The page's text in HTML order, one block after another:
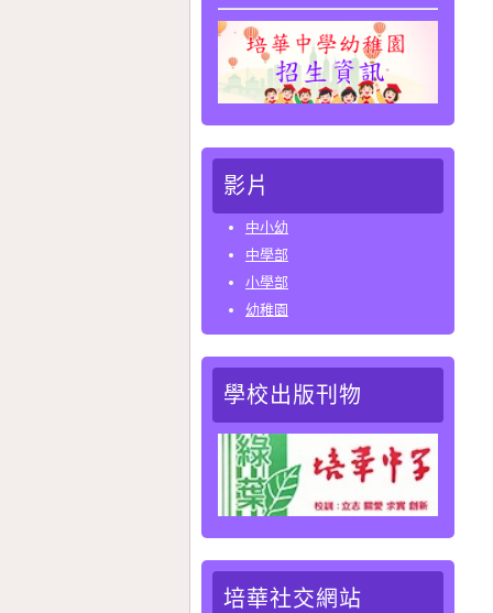
影片
中小幼
中學部
小學部
幼稚園
學校出版刊物
培華社交網站